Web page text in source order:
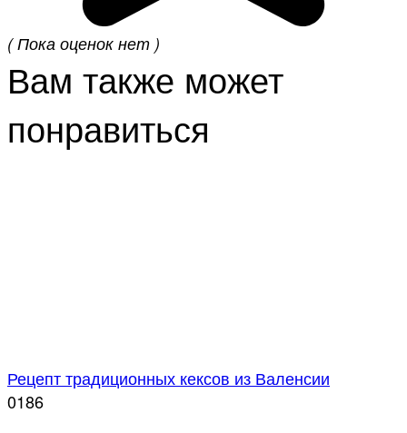
( Пока оценок нет )
Вам также может
понравиться
Рецепт традиционных кексов из Валенсии
0186